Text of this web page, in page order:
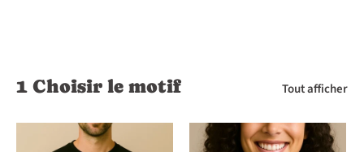
1 Choisir le motif Tout afficher